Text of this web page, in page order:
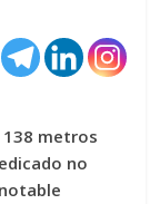
138 metros
no